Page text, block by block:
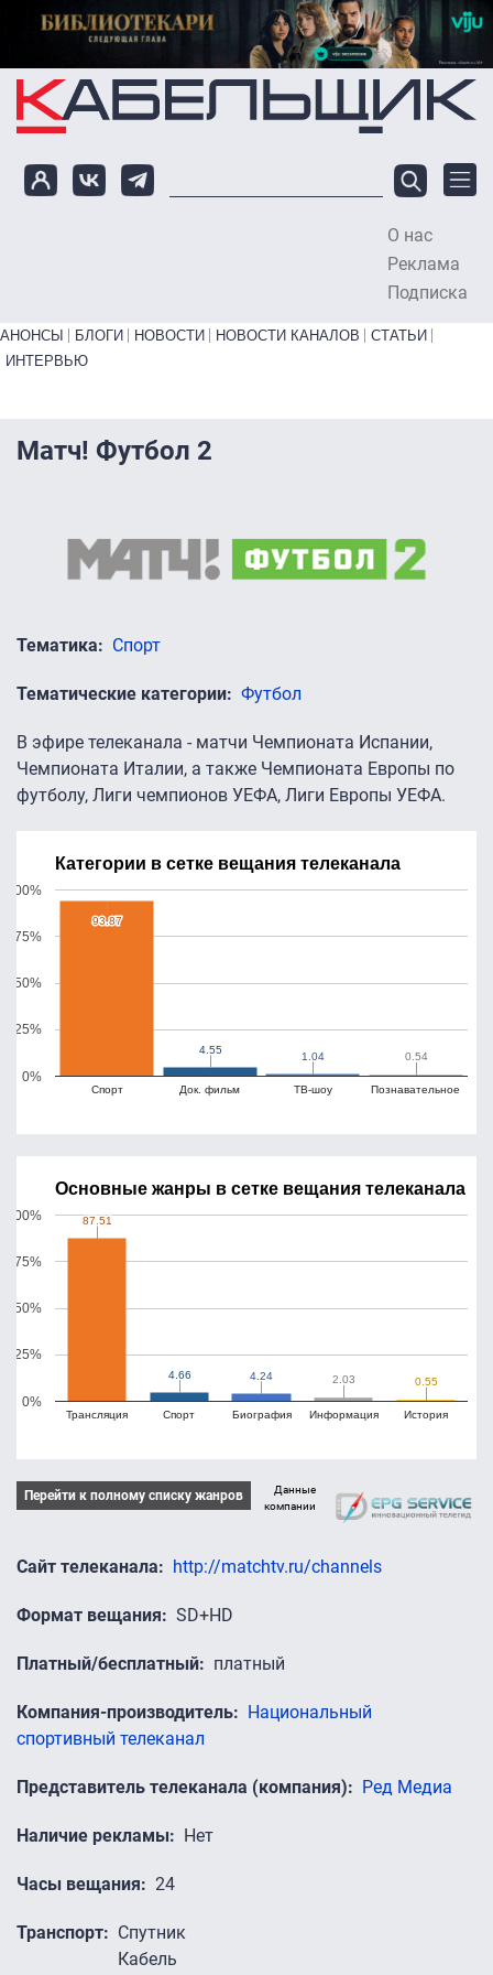
Перейти к основному содержанию
О нас
Реклама
Подписка
Primary links bottom
АНОНСЫ БЛОГИ НОВОСТИ НОВОСТИ КАНАЛОВ
СТАТЬИ
ИНТЕРВЬЮ
Матч! Футбол 2
Тематика Спорт
Тематические категории Футбол
В эфире телеканала - матчи Чемпионата Испании,
Чемпионата Италии, а также Чемпионата Европы по
футболу, Лиги чемпионов УЕФА, Лиги Европы УЕФА.
Категории в сетке вещания телеканала
Спорт Док. фильм ТВ-шоу Познавательное
0%
25%
50%
75%
100%
93.87
93.87
4.55
4.55
1.04
1.04 0.54
0.54
Основные жанры в сетке вещания телеканала
Трансляция Спорт Биография Информация История
0%
25%
50%
75%
100% 87.51
87.51
4.66
4.66 4.24
4.24 2.03
2.03 0.55
0.55
Перейти к полному списку жанров
Данные
компании
Сайт телеканала http://matchtv.ru/channels
Формат вещания SD+HD
Платный/бесплатный платный
Компания-производитель
Национальный
спортивный телеканал
Представитель телеканала (компания) Ред Медиа
Наличие рекламы Нет
Часы вещания 24
Транспорт
Спутник
Кабель